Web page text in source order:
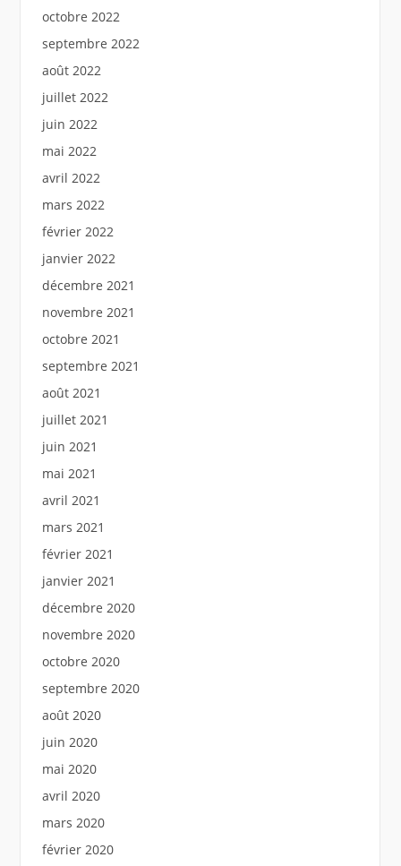
octobre 2022
septembre 2022
août 2022
juillet 2022
juin 2022
mai 2022
avril 2022
mars 2022
février 2022
janvier 2022
décembre 2021
novembre 2021
octobre 2021
septembre 2021
août 2021
juillet 2021
juin 2021
mai 2021
avril 2021
mars 2021
février 2021
janvier 2021
décembre 2020
novembre 2020
octobre 2020
septembre 2020
août 2020
juin 2020
mai 2020
avril 2020
mars 2020
février 2020